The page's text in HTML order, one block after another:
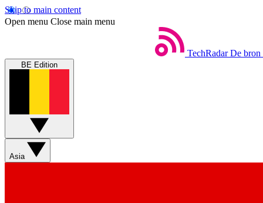
Skip to main content
Open menu Close main menu
TechRadar De bron
BE Edition
Asia